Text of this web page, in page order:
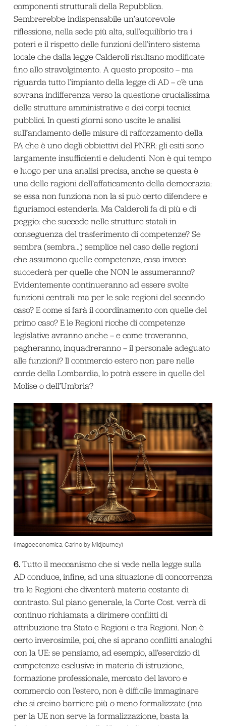
componenti strutturali della Repubblica.
Sembrerebbe indispensabile un’autorevole
riflessione, nella sede più alta, sull’equilibrio tra i
poteri e il rispetto delle funzioni dell’intero sistema
locale che dalla legge Calderoli risultano modificate
fino allo stravolgimento. A questo proposito – ma
riguarda tutto l’impianto della legge di AD – c’è una
sovrana indifferenza verso la questione crucialissima
delle strutture amministrative e dei corpi tecnici
pubblici. In questi giorni sono uscite le analisi
sull’andamento delle misure di rafforzamento della
PA che è uno degli obbiettivi del PNRR: gli esiti sono
largamente insufficienti e deludenti. Non è qui tempo
e luogo per una analisi precisa, anche se questa è
una delle ragioni dell’affaticamento della democrazia:
se essa non funziona non la si può certo difendere e
figuriamoci estenderla. Ma Calderoli fa di più e di
peggio: che succede nelle strutture statali in
conseguenza del trasferimento di competenze? Se
sembra (sembra…) semplice nel caso delle regioni
che assumono quelle competenze, cosa invece
succederà per quelle che NON le assumeranno?
Evidentemente continueranno ad essere svolte
funzioni centrali: ma per le sole regioni del secondo
caso? E come si farà il coordinamento con quelle del
primo caso? E le Regioni ricche di competenze
legislative avranno anche – e come troveranno,
pagheranno, inquadreranno – il personale adeguato
alle funzioni? Il commercio estero non pare nelle
corde della Lombardia, lo potrà essere in quelle del
Molise o dell’Umbria?
(Imagoeconomica, Carino by Midjourney)
6.Tutto il meccanismo che si vede nella legge sulla
AD conduce, infine, ad una situazione di concorrenza
tra le Regioni che diventerà materia costante di
contrasto. Sul piano generale, la Corte Cost. verrà di
continuo richiamata a dirimere conflitti di
attribuzione tra Stato e Regioni e tra Regioni. Non è
certo inverosimile, poi, che si aprano conflitti analoghi
con la UE: se pensiamo, ad esempio, all’esercizio di
competenze esclusive in materia di istruzione,
formazione professionale, mercato del lavoro e
commercio con l’estero, non è difficile immaginare
che si creino barriere più o meno formalizzate (ma
per la UE non serve la formalizzazione, basta la